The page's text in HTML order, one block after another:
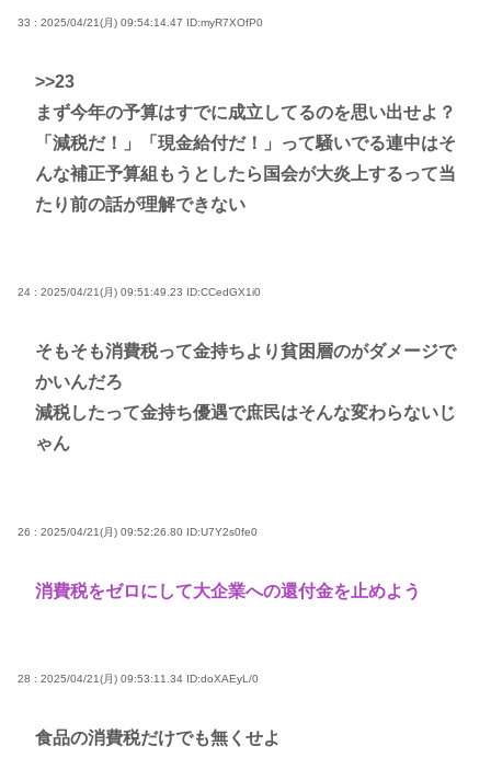
33 : 2025/04/21(月) 09:54:14.47 ID:myR7XOfP0
>>23
まず今年の予算はすでに成立してるのを思い出せよ？
「減税だ！」「現金給付だ！」って騒いでる連中はそ
んな補正予算組もうとしたら国会が大炎上するって当
たり前の話が理解できない
24 : 2025/04/21(月) 09:51:49.23 ID:CCedGX1i0
そもそも消費税って金持ちより貧困層のがダメージで
かいんだろ
減税したって金持ち優遇で庶民はそんな変わらないじ
ゃん
26 : 2025/04/21(月) 09:52:26.80 ID:U7Y2s0fe0
消費税をゼロにして大企業への還付金を止めよう
28 : 2025/04/21(月) 09:53:11.34 ID:doXAEyL/0
食品の消費税だけでも無くせよ